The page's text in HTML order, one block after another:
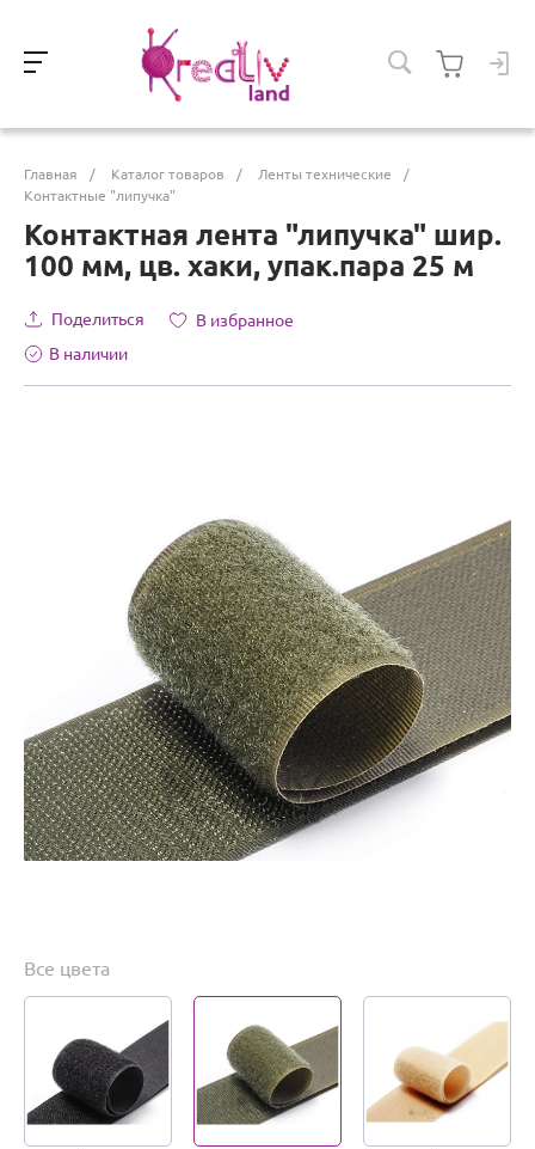
Главная / Каталог товаров / Ленты технические
/
Контактные "липучка"
Контактная лента "липучка" шир.
100 мм, цв. хаки, упак.пара 25 м
Поделиться
В избранное
В наличии
Все цвета